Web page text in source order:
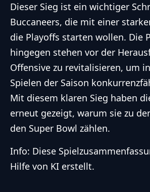
Dieser Sieg ist ein wichtiger
Buccaneers, die mit einer
die Playoffs starten wollen. Die
hingegen stehen vor der
Offensive zu revitalisieren, um
Spielen der Saison
Mit diesem klaren Sieg haben
erneut gezeigt, warum sie zu
den Super Bowl zählen.
Info: Diese
Hilfe von KI erstellt.